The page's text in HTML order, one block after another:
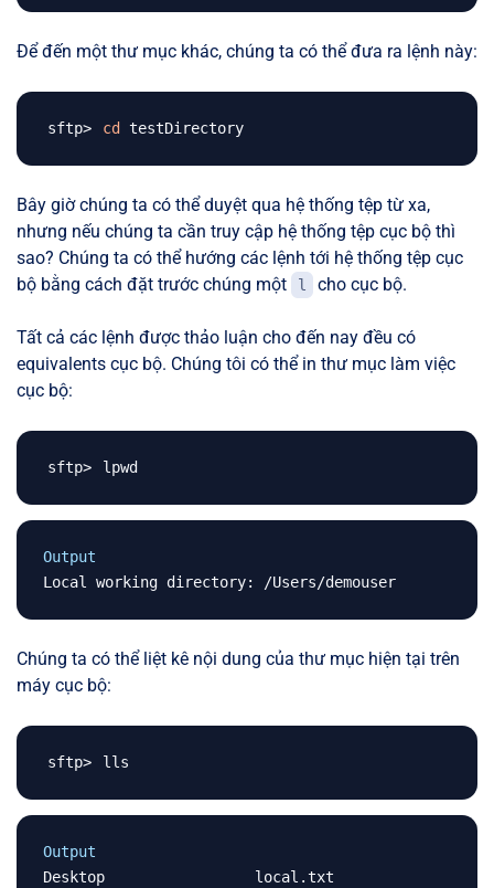
Để đến một thư mục khác, chúng ta có thể đưa ra lệnh này:
cd
Bây giờ chúng ta có thể duyệt qua hệ thống tệp từ xa,
nhưng nếu chúng ta cần truy cập hệ thống tệp cục bộ thì
sao? Chúng ta có thể hướng các lệnh tới hệ thống tệp cục
bộ bằng cách đặt trước chúng một
l cho cục bộ.
Tất cả các lệnh được thảo luận cho đến nay đều có
equivalents cục bộ. Chúng tôi có thể in thư mục làm việc
cục bộ:
Output
Chúng ta có thể liệt kê nội dung của thư mục hiện tại trên
máy cục bộ:
Output
Desktop			local.txt